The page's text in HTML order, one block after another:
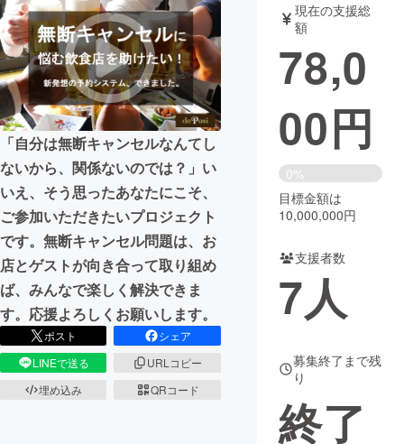
テクノロジー・ガジェット
映像・映画 書籍・雑誌
ビジネス・起業 チャレンジ
まちづくり・地域活性化
CAMPFIRE for Social Good
CAMPFIRE Creation
CAMPFIREふるさと納税machi-ya コミュニティ
「自分は無断キャンセルなんてし
ないから、関係ないのでは？」い
いえ、そう思ったあなたにこそ、
ご参加いただきたいプロジェクト
です。無断キャンセル問題は、お
店とゲストが向き合って取り組め
ば、みんなで楽しく解決できま
す。応援よろしくお願いします。
ポスト
シェア
LINEで送る
URLコピー
埋め込み
QRコード
現在の支援総
額
78,0
00円
0%
目標金額は
10,000,000円
支援者数
7人
募集終了まで残
り
終了